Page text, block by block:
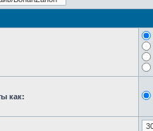
как: